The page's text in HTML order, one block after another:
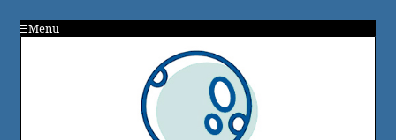
Menu